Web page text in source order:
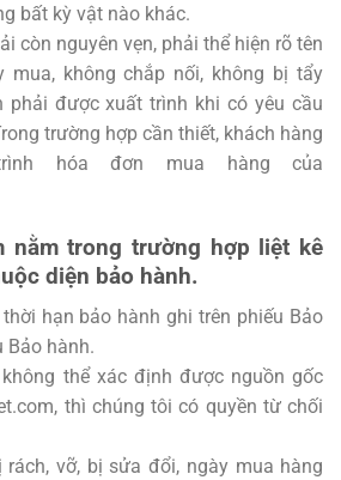
bất kỳ vật nào khác.
còn nguyên vẹn, phải thể hiện rõ tên
mua, không chắp nối, không bị tẩy
phải được xuất trình khi có yêu cầu
trường hợp cần thiết, khách hàng
hóa đơn mua hàng của
nằm trong trường hợp liệt kê
diện bảo hành.
hạn bảo hành ghi trên phiếu Bảo
Bảo hành.
thể xác định được nguồn gốc
thì chúng tôi có quyền từ chối
vỡ, bị sửa đổi, ngày mua hàng